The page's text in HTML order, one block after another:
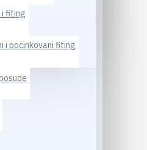
i fiting
i pocinkovani fiting